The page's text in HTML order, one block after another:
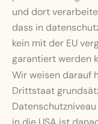
und dort
dass in
kein mit der EU
garantiert werden
Wir weisen darauf
Drittstaat